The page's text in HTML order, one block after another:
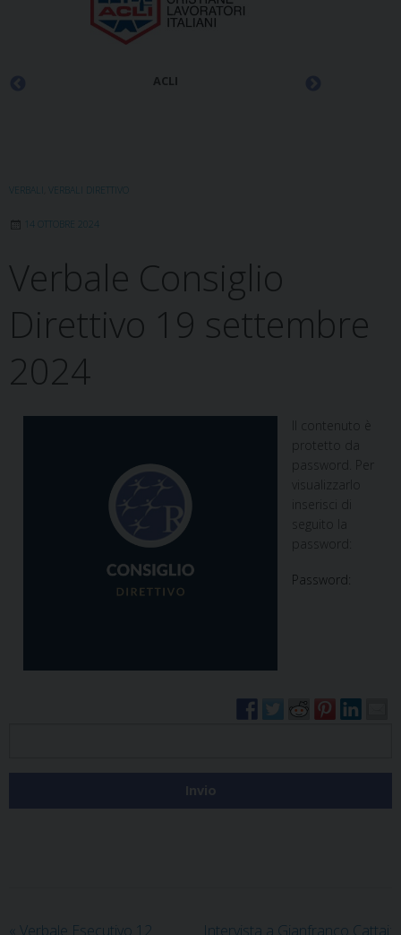
ACLI
VERBALI VERBALI DIRETTIVO
14 OTTOBRE 2024
Verbale Consiglio
Direttivo 19 settembre
2024
Il contenuto è
protetto da
password. Per
visualizzarlo
inserisci di
seguito la
password:
Password:
« Verbale Esecutivo 12
Intervista a Gianfranco Cattai: